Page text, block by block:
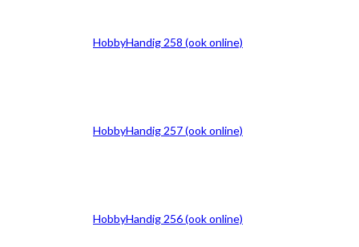
HobbyHandig 258 (ook online)
HobbyHandig 257 (ook online)
HobbyHandig 256 (ook online)